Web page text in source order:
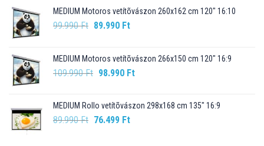
MEDIUM Motoros vetítõvászon 260x162 cm 120" 16:10
99.990Ft Original
99.990 Ft.
89.990 FtCurrent
89.990 Ft.
MEDIUM Motoros vetítõvászon 266x150 cm 120" 16:9
109.990Ft Original
109.990 Ft.
98.990 FtCurrent
98.990 Ft.
MEDIUM Rollo vetítõvászon 298x168 cm 135" 16:9
89.990Ft Original
76.499 FtCurrent